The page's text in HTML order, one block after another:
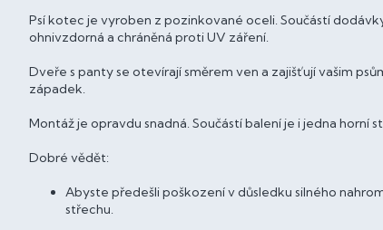
Psí kotec je vyroben z pozinkované oceli. Součástí
ohnivzdorná a chráněná proti UV záření.
Dveře s panty se otevírají směrem ven a zajišťují vašim
západek.
Montáž je opravdu snadná. Součástí balení je i jedna horní
Dobré vědět:
Abyste předešli poškození v důsledku silného
střechu.